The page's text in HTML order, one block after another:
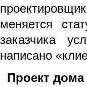
меняется
заказчика
написано
Проект